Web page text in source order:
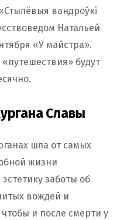
вандроўкі
Натальей
«У майстра».
будут
Славы
шла от самых
жизни
заботы об
вождей и
и после смерти у